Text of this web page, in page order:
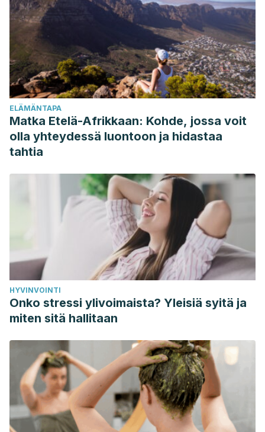
Warrilow A., Mellor D., McKune A., Pumpa K., Dietary fat,
fibre, satiation, and satiety a systematic review of acute
studies. Eur J Clin Nutr, 2019. 73 (3): 333-344.
Geiker NRW., Larsen ML., Dyerberg J., Stender S., et al.,
Egg consumption, cardiovascular diseases and type 2
diabetes. Eur J Clin Nutr, 2018. 72 (1): 44-56.
ELÄMÄNTAPA
Matka Etelä-Afrikkaan: Kohde, jossa voit
olla yhteydessä luontoon ja hidastaa
tahtia
HYVINVOINTI
Onko stressi ylivoimaista? Yleisiä syitä ja
miten sitä hallitaan